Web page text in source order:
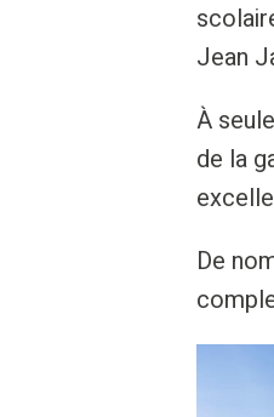
Jean
À
de la
De